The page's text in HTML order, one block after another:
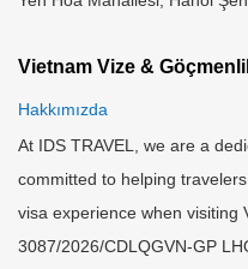
Vietnam Vize &
Hakkımızda
At IDS TRAVEL, we are a
committed to helping
visa experience when visiting
3087/2026/CDLQGVN-GP